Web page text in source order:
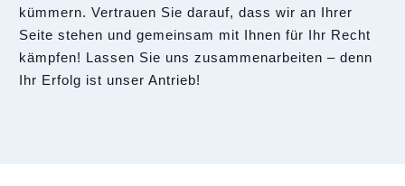
kümmern. Vertrauen Sie darauf, dass wir an Ihrer
Seite stehen und gemeinsam mit Ihnen für Ihr Recht
kämpfen! Lassen Sie uns zusammenarbeiten – denn
Ihr Erfolg ist unser Antrieb!